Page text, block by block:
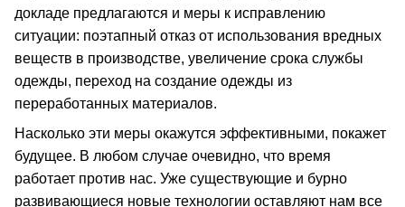
докладе предлагаются и меры к исправлению
ситуации: поэтапный отказ от использования вредных
веществ в производстве, увеличение срока службы
одежды, переход на создание одежды из
переработанных материалов.
Насколько эти меры окажутся эффективными, покажет
будущее. В любом случае очевидно, что время
работает против нас. Уже существующие и бурно
развивающиеся новые технологии оставляют нам все